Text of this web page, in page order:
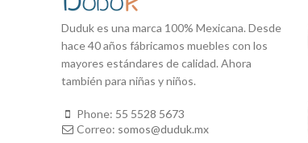
Duduk es una marca 100% Mexicana. Desde
hace 40 años fábricamos muebles con los
mayores estándares de calidad. Ahora
también para niñas y niños.
Phone: 55 5528 5673
Correo: somos@duduk.mx